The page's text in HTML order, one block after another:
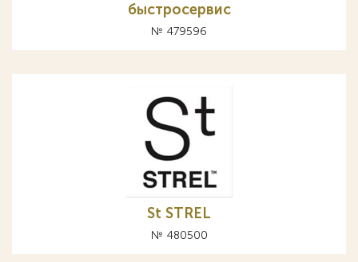
быстросервис
№ 479596
St STREL
№ 480500